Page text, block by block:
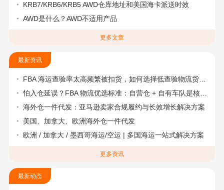
KRB7/KRB6/KRB5 AWD仓库地址和美国海卡派送时效
AWD是什么？AWD不适用产品
更多文章
最新资讯
FBA 海运查验率太高频繁被扣货，如何选择低查验物流货代？
怕入仓延误？FBA 物流优选标准：自营仓 + 自有车队是核心硬指标
海外仓一件代发：亚马逊卖家合规履约与长效增长解决方案
美国、加拿大、欧洲海外仓一件代发
欧洲 / 加拿大 / 墨西哥海运/空运 | 多国海运一站式解决方案
更多资讯
最新动态